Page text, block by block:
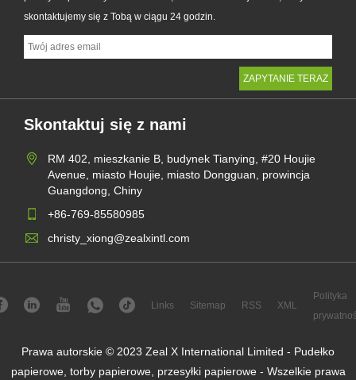
skontaktujemy się z Tobą w ciągu 24 godzin.
Skontaktuj się z nami
RM 402, mieszkanie B, budynek Tianying, #20 Houjie
Avenue, miasto Houjie, miasto Dongguan, prowincja
Guangdong, Chiny
+86-769-85580985
christy_xiong@zealxintl.com
Links Sitemap RSS XML
Polityka
Prawa autorskie © 2023 Zeal X International Limited - Pudełko
papierowe, torby papierowe, przesyłki papierowe - Wszelkie prawa